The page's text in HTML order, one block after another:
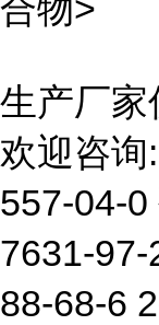
合物>
生产厂家
欢迎咨询:
557-04-0
7631-97-
88-68-6